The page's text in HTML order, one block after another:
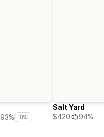
93% ใหม่
Salt Yard
$420
94%